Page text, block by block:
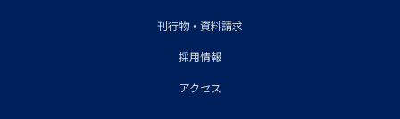
刊行物・資料請求
採用情報
アクセス